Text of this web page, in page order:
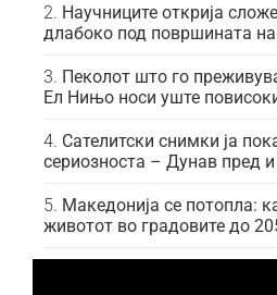
Научниците открија
длабоко под површината на
Пеколот што го
Ел Нињо носи уште
Сателитски снимки ја
сериозноста – Дунав пред
Македонија се потопла:
животот во градовите до